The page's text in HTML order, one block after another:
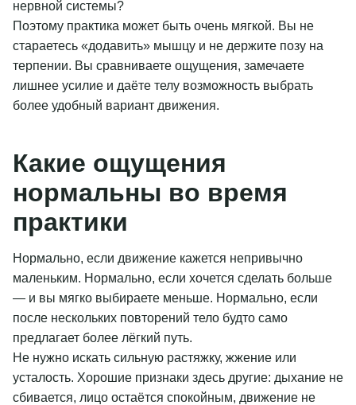
нервной системы?
Поэтому практика может быть очень мягкой. Вы не
стараетесь «додавить» мышцу и не держите позу на
терпении. Вы сравниваете ощущения, замечаете
лишнее усилие и даёте телу возможность выбрать
более удобный вариант движения.
Какие ощущения
нормальны во время
практики
Нормально, если движение кажется непривычно
маленьким. Нормально, если хочется сделать больше
— и вы мягко выбираете меньше. Нормально, если
после нескольких повторений тело будто само
предлагает более лёгкий путь.
Не нужно искать сильную растяжку, жжение или
усталость. Хорошие признаки здесь другие: дыхание не
сбивается, лицо остаётся спокойным, движение не